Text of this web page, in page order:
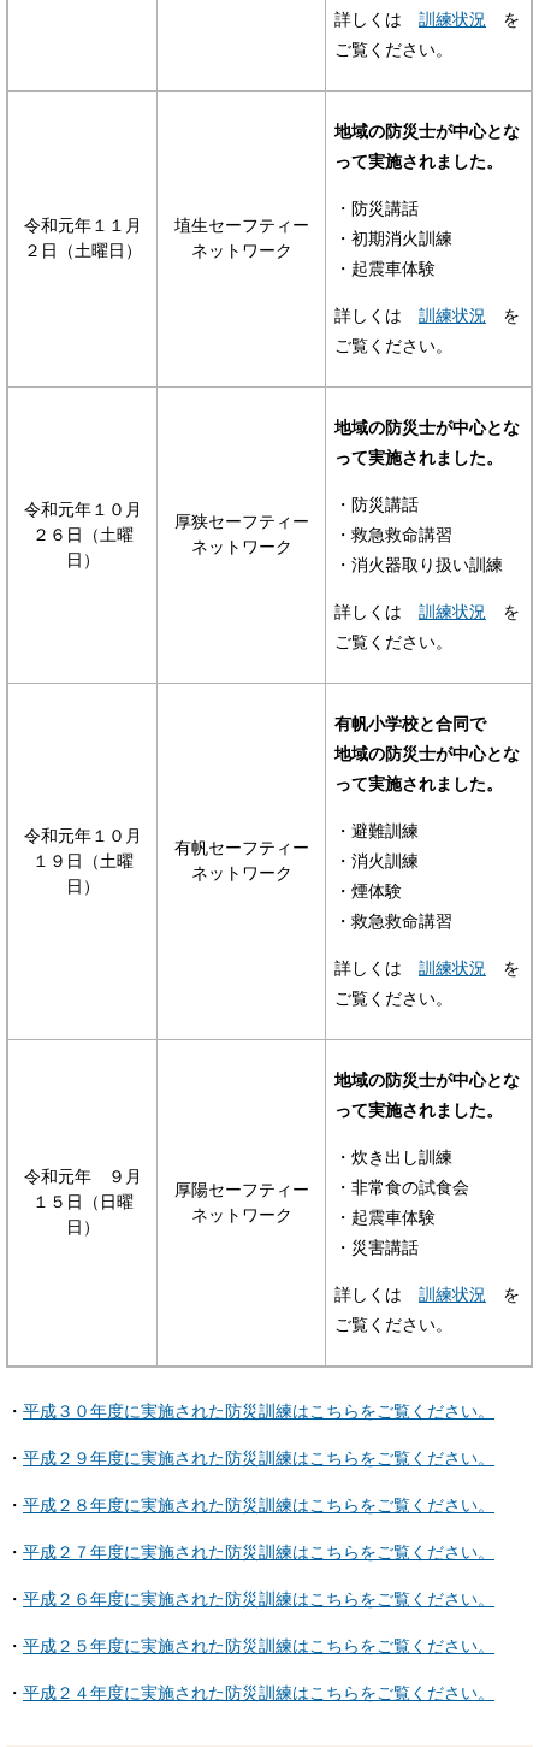
詳しくは 訓練状況 を
ご覧ください。
令和元年１１月
２日（土曜日）
埴生セーフティー
ネットワーク
地域の防災士が中心とな
って実施されました。
・防災講話
・初期消火訓練
・起震車体験
詳しくは 訓練状況 を
ご覧ください。
令和元年１０月
２６日（土曜
日）
厚狭セーフティー
ネットワーク
地域の防災士が中心とな
って実施されました。
・防災講話
・救急救命講習
・消火器取り扱い訓練
詳しくは 訓練状況 を
ご覧ください。
令和元年１０月
１９日（土曜
日）
有帆セーフティー
ネットワーク
有帆小学校と合同で
地域の防災士が中心とな
って実施されました。
・避難訓練
・消火訓練
・煙体験
・救急救命講習
詳しくは 訓練状況 を
ご覧ください。
令和元年 ９月
１５日（日曜
日）
厚陽セーフティー
ネットワーク
地域の防災士が中心とな
って実施されました。
・炊き出し訓練
・非常食の試食会
・起震車体験
・災害講話
詳しくは 訓練状況 を
ご覧ください。
・ 平成３０年度に実施された防災訓練はこちらをご覧ください。
・ 平成２９年度に実施された防災訓練はこちらをご覧ください。
・ 平成２８年度に実施された防災訓練はこちらをご覧ください。
・ 平成２７年度に実施された防災訓練はこちらをご覧ください。
・ 平成２６年度に実施された防災訓練はこちらをご覧ください。
・ 平成２５年度に実施された防災訓練はこちらをご覧ください。
・ 平成２４年度に実施された防災訓練はこちらをご覧ください。